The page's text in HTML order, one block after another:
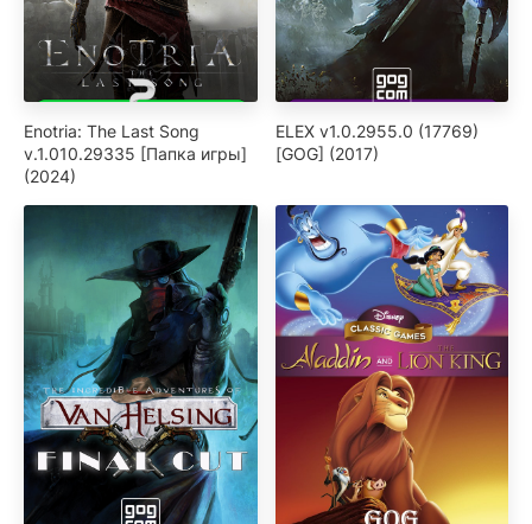
Enotria: The Last Song
v.1.010.29335 [Папка игры]
(2024)
ELEX v1.0.2955.0 (17769)
[GOG] (2017)